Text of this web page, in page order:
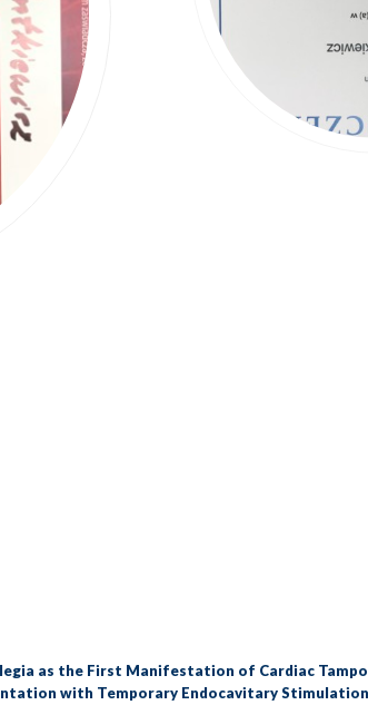
as the First Manifestation of Cardiac
with Temporary Endocavitary Stimulation